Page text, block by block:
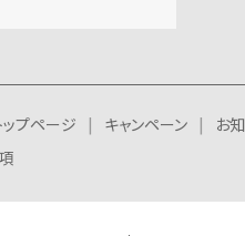
プページ キャンペーン お